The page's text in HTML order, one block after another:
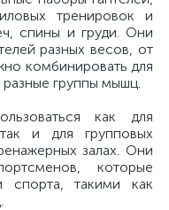
тренировок и
спины и груди. Они
разных весов, от
комбинировать для
разные группы мышц.
как для
и для групповых
залах. Они
которые
спорта, такими как